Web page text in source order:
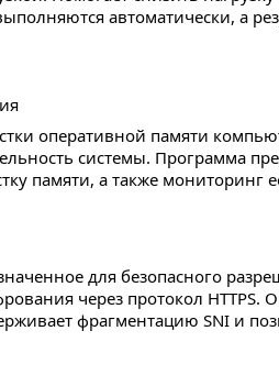
автоматически, а
оперативной памяти
системы. Программа
памяти, а также мониторинг
для безопасного
через протокол HTTPS.
фрагментацию SNI и